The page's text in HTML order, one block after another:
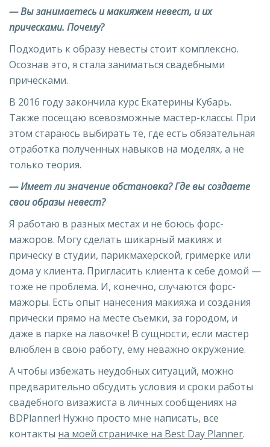
— Вы занимаетесь и макияжем невест, и их
прическами. Почему?
Подходить к образу невесты стоит комплексно.
Осознав это, я стала заниматься свадебными
прическами.
В 2016 году закончила курс Екатерины Кубарь.
Также посещаю всевозможные мастер-классы. При
этом стараюсь выбирать те, где есть обязательная
отработка полученных навыков на моделях, а не
только теория.
— Имеет ли значение обстановка? Где вы создаете
свои образы невест?
Я работаю в разных местах и не боюсь форс-
мажоров. Могу сделать шикарный макияж и
прическу в студии, парикмахерской, гримерке или
дома у клиента. Пригласить клиента к себе домой —
тоже не проблема. И, конечно, случаются форс-
мажоры. Есть опыт нанесения макияжа и создания
прически прямо на месте съемки, за городом, и
даже в парке на лавочке! В сущности, если мастер
влюблен в свою работу, ему неважно окружение.
А чтобы избежать неудобных ситуаций, можно
предварительно обсудить условия и сроки работы
свадебного визажиста в личных сообщениях на
BDPlanner! Нужно просто мне написать, все
контакты на моей страничке на Best Day Planner.